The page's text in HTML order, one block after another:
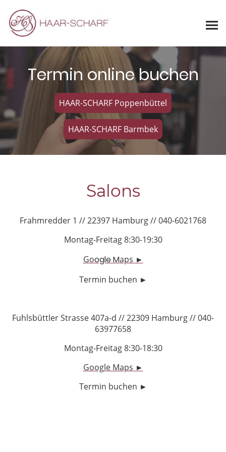
Termin online buchen
HAAR-SCHARF Poppenbüttel
HAAR-SCHARF Barmbek
Salons
Frahmredder 1 // 22397 Hamburg // 040-6021768
Montag-Freitag 8:30-19:30
Google Maps ►
Termin buchen ►
Fuhlsbüttler Strasse 407a-d // 22309 Hamburg // 040-
63977658
Montag-Freitag 8:30-18:30
Google Maps ►
Termin buchen ►